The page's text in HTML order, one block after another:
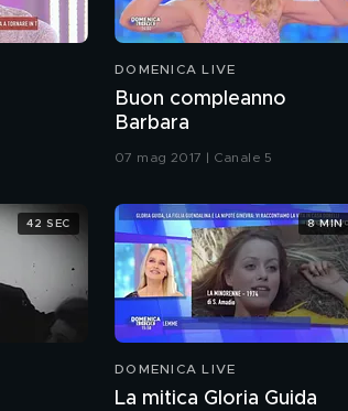
DOMENICA LIVE
Buon compleanno
Barbara
07 mag 2017 | Canale 5
42 SEC
DOMENICA LIVE
La mitica Gloria Guida
8 MIN